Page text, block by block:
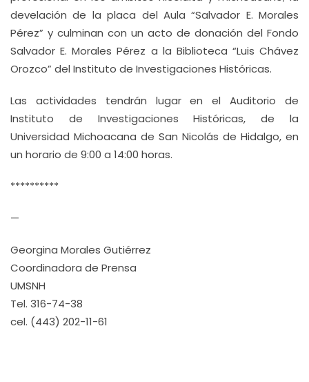
develación de la placa del Aula “Salvador E. Morales
Pérez” y culminan con un acto de donación del Fondo
Salvador E. Morales Pérez a la Biblioteca “Luis Chávez
Orozco” del Instituto de Investigaciones Históricas.
Las actividades tendrán lugar en el Auditorio de
Instituto de Investigaciones Históricas, de la
Universidad Michoacana de San Nicolás de Hidalgo, en
un horario de 9:00 a 14:00 horas.
**********
—
Georgina Morales Gutiérrez
Coordinadora de Prensa
UMSNH
Tel. 316-74-38
cel. (443) 202-11-61